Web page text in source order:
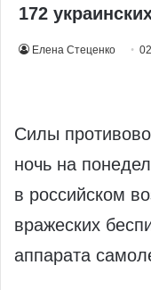
172
Елена Стеценко
Силы
ночь на
в российском
вражеских
аппарата